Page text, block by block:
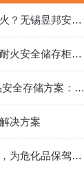
危化品存储怕着火？无锡昱邦安专业耐火安全柜，为危化品保驾护航
无锡昱邦安专业耐火安全储存柜，筑牢化学品防火生命线
产品介绍|危化品安全存储方案：耐火、防泄漏、合规，这台柜子全搞定
决方案
专业耐火安全柜，为危化品保驾护航